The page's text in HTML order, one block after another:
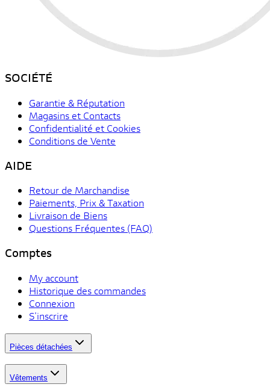
SOCIÉTÉ
Garantie & Réputation
Magasins et Contacts
Confidentialité et Cookies
Conditions de Vente
AIDE
Retour de Marchandise
Paiements, Prix & Taxation
Livraison de Biens
Questions Fréquentes (FAQ)
Comptes
My account
Historique des commandes
Connexion
S'inscrire
Pièces détachées
Vêtements